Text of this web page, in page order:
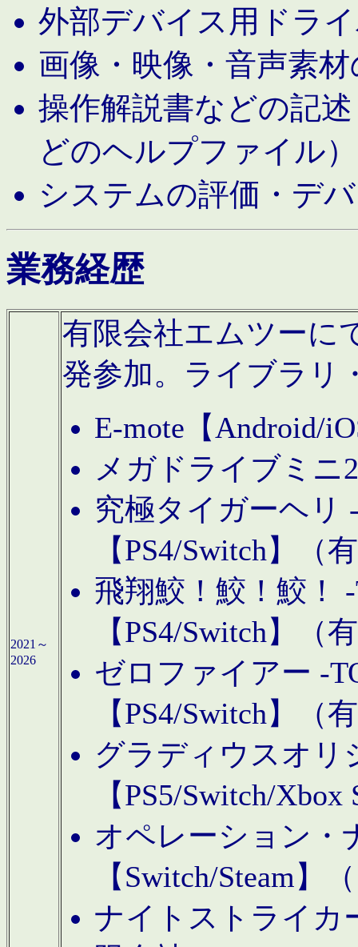
外部デバイス用ドラ
画像・映像・音声素
操作解説書などの記
どのヘルプファイル）
システムの評価・デ
業務経歴
2021～
2026
有限会社エムツーに
発参加。ライブラリ
E-mote【Android/
メガドライブミニ
究極タイガーヘリ
【PS4/Switch】（
飛翔鮫！鮫！鮫！
【PS4/Switch】（
ゼロファイアー -
【PS4/Switch】（
グラディウスオリ
【PS5/Switch/
オペレーション・
【Switch/Steam】
ナイトストライカ